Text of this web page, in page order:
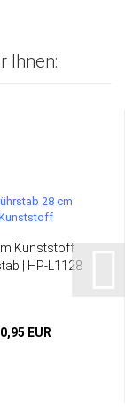
Ihnen:
Kunststoff
| HP-L1128
0,95 EUR